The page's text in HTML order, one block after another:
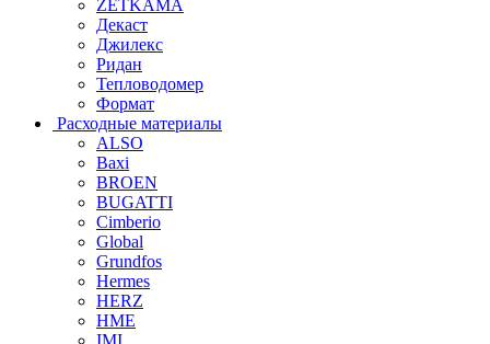
ZETKAMA
Декаст
Джилекс
Ридан
Тепловодомер
Формат
Расходные материалы
ALSO
Baxi
BROEN
BUGATTI
Cimberio
Global
Grundfos
Hermes
HERZ
HME
IMI